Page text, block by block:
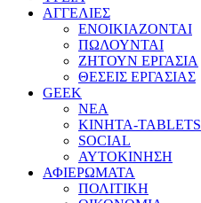
ΑΓΓΕΛΙΕΣ
ΕΝΟΙΚΙΑΖΟΝΤΑΙ
ΠΩΛΟΥΝΤΑΙ
ΖΗΤΟΥΝ ΕΡΓΑΣΙΑ
ΘΕΣΕΙΣ ΕΡΓΑΣΙΑΣ
GEEK
ΝΕΑ
ΚΙΝΗΤΑ-TABLETS
SOCIAL
ΑΥΤΟΚΙΝΗΣΗ
ΑΦΙΕΡΩΜΑΤΑ
ΠΟΛΙΤΙΚΗ